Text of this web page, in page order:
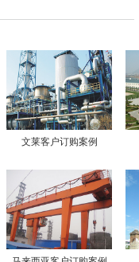
文莱客户订购案例